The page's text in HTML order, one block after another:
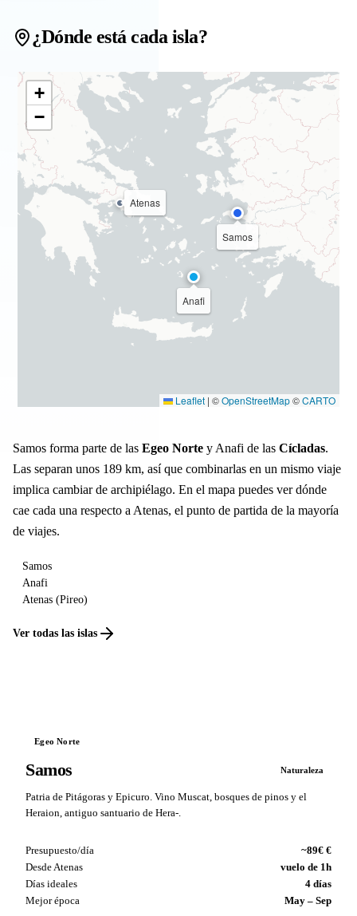
¿Dónde está cada isla?
Samos
Anafi
Atenas
+
−
Leaflet | ©OpenStreetMap©CARTO
Samos forma parte de las Egeo Norte y Anafi de las Cícladas.
Las separan unos 189 km, así que combinarlas en un mismo viaje
implica cambiar de archipiélago. En el mapa puedes ver dónde
cae cada una respecto a Atenas, el punto de partida de la mayoría
de viajes.
Samos
Anafi
Atenas (Pireo)
Ver todas las islas
Egeo Norte
Samos Naturaleza
Patria de Pitágoras y Epicuro. Vino Muscat, bosques de pinos y el
Heraion, antiguo santuario de Hera-.
Presupuesto/día
~89€ €
Desde Atenas
vuelo de 1h
Días ideales
4 días
Mejor época
May – Sep